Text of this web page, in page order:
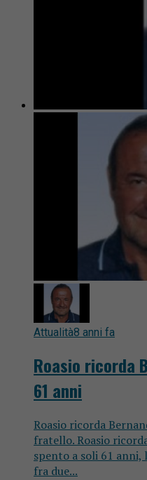
Attualità8 anni fa
Roasio ricorda
61 anni
Roasio ricorda
fratello. Roasio
spento a soli 61
fra due...